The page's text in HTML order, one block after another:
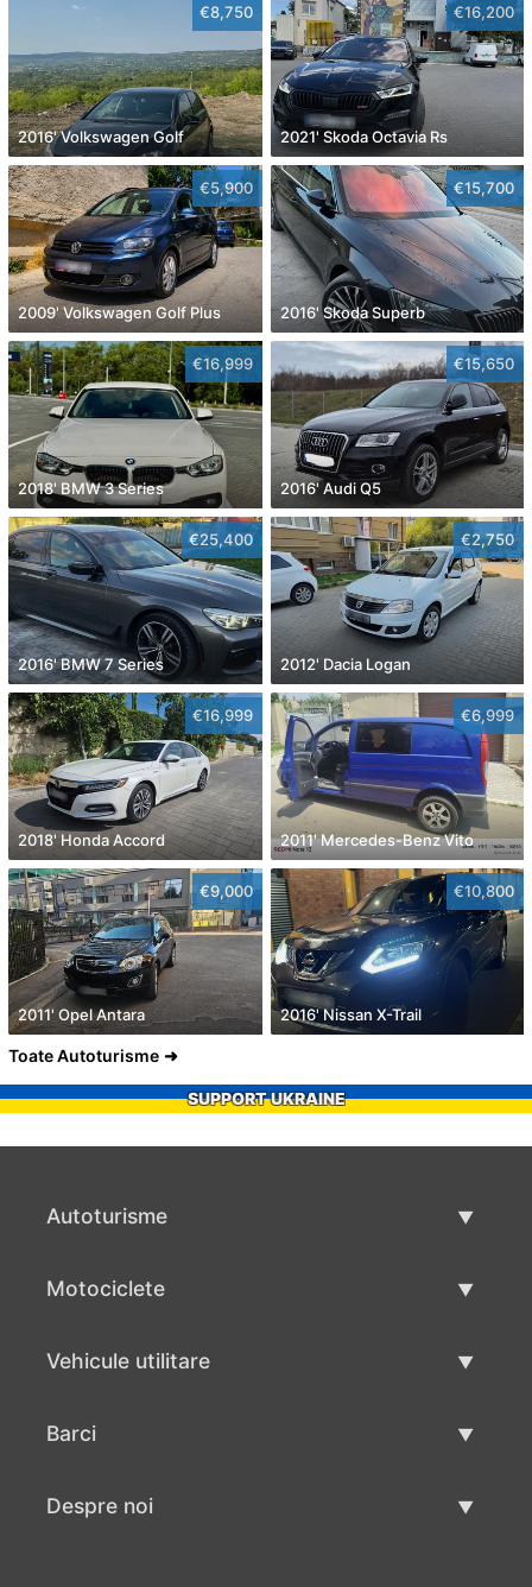
€8,750
2016' Volkswagen Golf
€16,200
2021' Skoda Octavia Rs
€5,900
2009' Volkswagen Golf Plus
€15,700
2016' Skoda Superb
€16,999
2018' BMW 3 Series
€15,650
2016' Audi Q5
€25,400
2016' BMW 7 Series
€2,750
2012' Dacia Logan
€16,999
2018' Honda Accord
€6,999
2011' Mercedes-Benz Vito
€9,000
2011' Opel Antara
€10,800
2016' Nissan X-Trail
Toate Autoturisme
SUPPORT UKRAINE
Autoturisme
Motociclete
Vehicule utilitare
Barci
Despre noi